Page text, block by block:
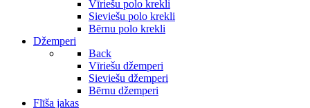
Vīriešu polo krekli
Sieviešu polo krekli
Bērnu polo krekli
Džemperi
Back
Vīriešu džemperi
Sieviešu džemperi
Bērnu džemperi
Flīša jakas